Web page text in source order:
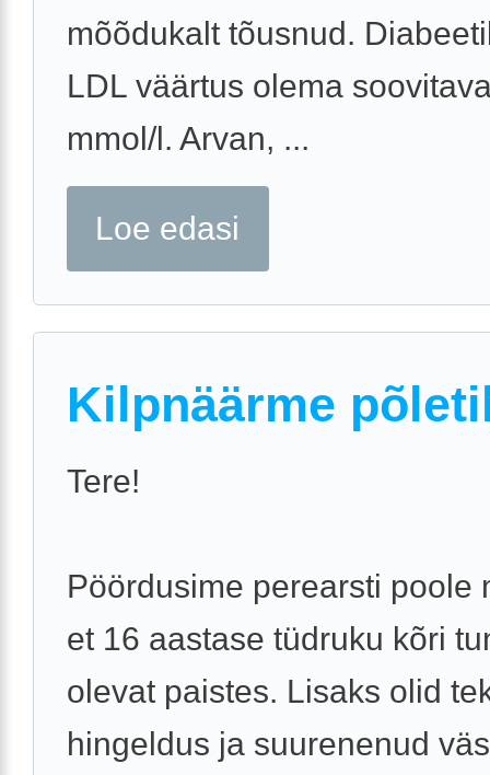
mõõdukalt tõusnud.
LDL väärtus olema
mmol/l. Arvan, ...
Loe edasi
Kilpnäärme
Tere!
Pöördusime perearsti poole
et 16 aastase tüdruku kõri
olevat paistes. Lisaks olid
hingeldus ja suurenenud